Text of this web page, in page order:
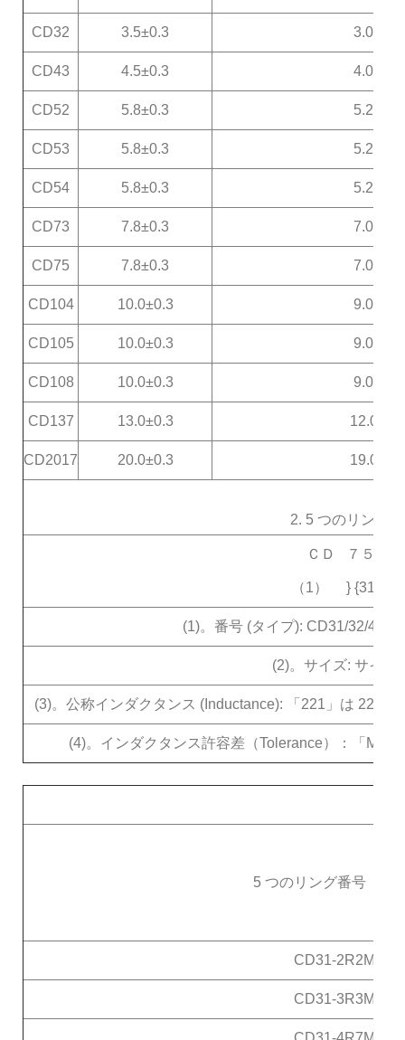
CD32 3.5±0.3 3.0±0.3
CD43 4.5±0.3 4.0±0.3
CD52 5.8±0.3 5.2±0.3
CD53 5.8±0.3 5.2±0.3
CD54 5.8±0.3 5.2±0.3
CD73 7.8±0.3 7.0±0.3
CD75 7.8±0.3 7.0±0.3
CD104 10.0±0.3 9.0±0.3
CD105 10.0±0.3 9.0±0.3
CD108 10.0±0.3 9.0±0.3
CD137 13.0±0.3 12.0±0.3
CD2017 20.0±0.3 19.0±0.3
2. 5 つのリング
ＣＤ ７５ －
（1） }
(1)。番号 (タイプ): CD31/32/43/
(2)。サイズ: サイズ
(3)。公称インダクタンス (Inductance): 「221」は
(4)。インダクタンス許容差（Tolerance）：「M」
5 つのリング番号
CD31-2R2M
CD31-3R3M